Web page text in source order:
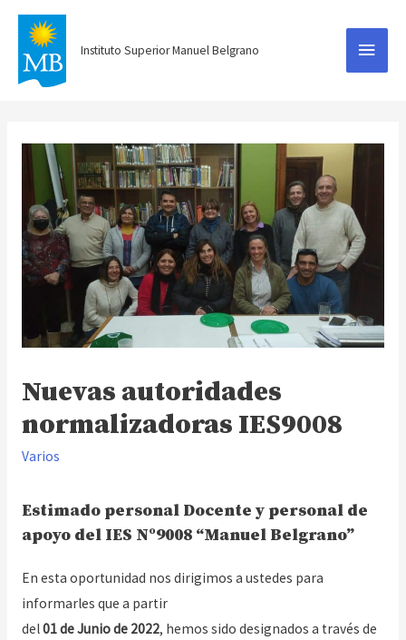
Instituto Superior Manuel Belgrano
Menú
Nuevas autoridades
normalizadoras IES9008
Varios
Estimado personal Docente y personal de
apoyo del IES Nº9008 “Manuel Belgrano”
En esta oportunidad nos dirigimos a ustedes para
informarles que a partir
del01 de Junio de 2022, hemos sido designados a través de